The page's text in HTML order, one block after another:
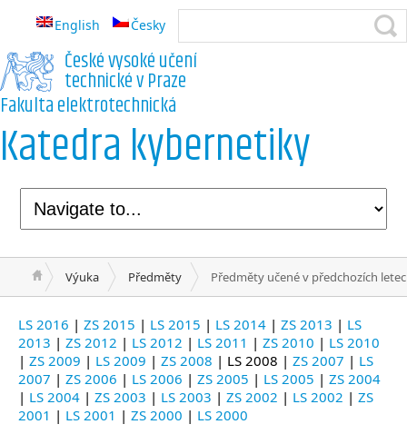
English Česky
České vysoké učení
technické v Praze
Fakulta elektrotechnická
Katedra kybernetiky
Výuka Předměty Předměty učené v předchozích
LS 2016 | ZS 2015 | LS 2015 | LS 2014 | ZS 2013 | LS
2013 | ZS 2012 | LS 2012 | LS 2011 | ZS 2010 | LS 2010
| ZS 2009 | LS 2009 | ZS 2008 | LS 2008 | ZS 2007 | LS
2007 | ZS 2006 | LS 2006 | ZS 2005 | LS 2005 | ZS 2004
| LS 2004 | ZS 2003 | LS 2003 | ZS 2002 | LS 2002 | ZS
2001 | LS 2001 | ZS 2000 | LS 2000